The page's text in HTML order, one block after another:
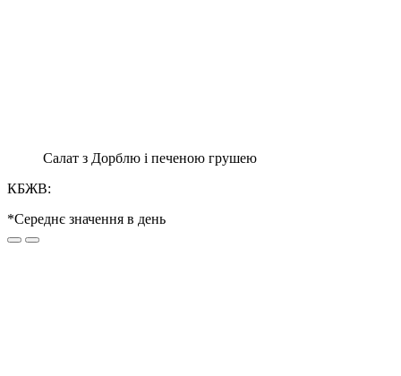
Салат з Дорблю і печеною грушею
КБЖВ:
*Середнє значення в день